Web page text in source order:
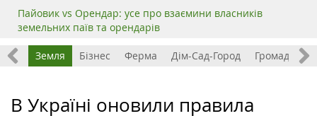
Пайовик vs Орендар: усе про взаємини власників
земельних паїв та орендарів
Все Земля Бізнес Ферма Дім-Сад-Город Громада
В Україні оновили правила